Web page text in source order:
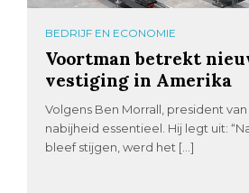
BEDRIJF EN ECONOMIE
Voortman betrekt
vestiging in Amerika
Volgens Ben Morrall, president
nabijheid essentieel. Hij legt uit:
bleef stijgen, werd het […]